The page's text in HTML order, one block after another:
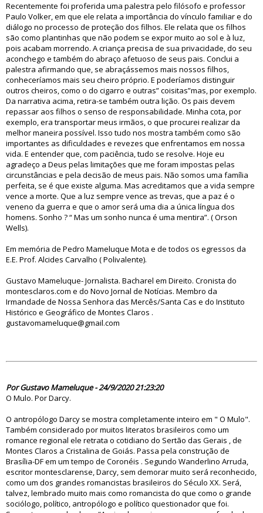
Recentemente foi proferida uma palestra pelo filósofo e professor
Paulo Volker, em que ele relata a importância do vínculo familiar e do
diálogo no processo de proteção dos filhos. Ele relata que os filhos
são como plantinhas que não podem se expor muito ao sol e à luz,
pois acabam morrendo. A criança precisa de sua privacidade, do seu
aconchego e também do abraço afetuoso de seus pais. Conclui a
palestra afirmando que, se abraçássemos mais nossos filhos,
conheceríamos mais seu cheiro próprio. E poderíamos distinguir
outros cheiros, como o do cigarro e outras” coisitas”mas, por exemplo.
Da narrativa acima, retira-se também outra lição. Os pais devem
repassar aos filhos o senso de responsabilidade. Minha cota, por
exemplo, era transportar meus irmãos, o que procurei realizar da
melhor maneira possível. Isso tudo nos mostra também como são
importantes as dificuldades e revezes que enfrentamos em nossa
vida. E entender que, com paciência, tudo se resolve. Hoje eu
agradeço a Deus pelas limitações que me foram impostas pelas
circunstâncias e pela decisão de meus pais. Não somos uma família
perfeita, se é que existe alguma. Mas acreditamos que a vida sempre
vence a morte. Que a luz sempre vence as trevas, que a paz é o
veneno da guerra e que o amor será uma dia a única língua dos
homens. Sonho ? “ Mas um sonho nunca é uma mentira”. ( Orson
Wells).
Em memória de Pedro Mameluque Mota e de todos os egressos da
E.E. Prof. Alcides Carvalho ( Polivalente).
Gustavo Mameluque- Jornalista. Bacharel em Direito. Cronista do
montesclaros.com e do Novo Jornal de Notícias. Membro da
Irmandade de Nossa Senhora das Mercês/Santa Cas e do Instituto
Histórico e Geográfico de Montes Claros .
gustavomameluque@gmail.com
Por Gustavo Mameluque - 24/9/2020 21:23:20
O Mulo. Por Darcy.
O antropólogo Darcy se mostra completamente inteiro em " O Mulo".
Também considerado por muitos literatos brasileiros como um
romance regional ele retrata o cotidiano do Sertão das Gerais , de
Montes Claros a Cristalina de Goiás. Passa pela construção de
Brasília-DF em um tempo de Coronéis . Segundo Wanderlino Arruda,
escritor montesclarense, Darcy, sem demorar muito será reconhecido,
como um dos grandes romancistas brasileiros do Século XX. Será,
talvez, lembrado muito mais como romancista do que como o grande
sociólogo, político, antropólogo e político questionador que foi.